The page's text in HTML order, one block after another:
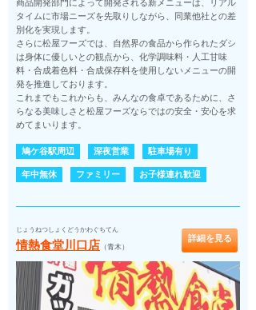
商品開発部門によって開発される新メニューは、リアル
タイムに市場ニーズを先取りしながら、同業他社との差
別化を実現します。
さらに松屋フーズでは、自然界の食品から作られたダシ
は身体に優しいとの観点から、化学調味料・人工甘味
料・合成着色料・合成保存料を使用しないメニューの開
発を推進しております。
これまでもこれからも、みんなの食卓であるために、さ
らなる美味しさと松屋フーズならではの安全・安心を求
めてまいります。
鳩ケ谷駅周辺 深夜営業 駐車場有り
年中無休 ファミリー お子様連れ歓迎
じょうねつしょくどうかわぐちてん
情熱食堂川口店 （青木）
詳細を見る